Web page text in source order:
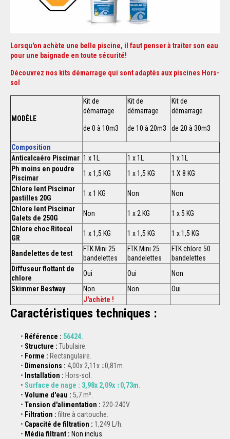
Lorsqu'on achète une belle piscine, il faut penser à traiter son eau
pour une baignade en toute sécurité!
Découvrez nos kits démarrage qui sont adaptés aux piscines Hors-
sol
MODÈLE
Kit de
démarrage
de 0 à 10m3
Kit de
démarrage
de 10 à 20m3
Kit de
démarrage
de 20 à 30m3
Composition
Anticalcaéro Piscimar 1 x 1L 1 x 1L
1 x 1L
Ph moins en poudre
Piscimar
1 x 1,5 KG 1 x 1,5 KG
1 X 8 KG
Chlore lent Piscimar
pastilles 20G
1 x 1 KG Non
Non
Chlore lent Piscimar
Galets de 250G
Non 1 x 2 KG
1 x 5 KG
Chlore choc Ritocal
GR
1 x 1,5 KG 1 x 1,5 KG 1 x 1,5 KG
Bandelettes de test
FTK Mini 25
bandelettes
FTK Mini 25
bandelettes
FTK chlore 50
bandelettes
Diffuseur flottant de
chlore
Oui Oui
Non
Skimmer Bestway
Non Non
Oui
J'achète !
Caractéristiques techniques :
Référence : 56424.
Structure : Tubulaire.
Forme : Rectangulaire.
Dimensions : 4,00x 2,11x ↕0,81m.
Installation : Hors-sol.
Surface de nage : 3,98x 2,09x ↕0,73m.
Volume d'eau : 5,7 m³.
Tension d'alimentation : 220-240V.
Filtration :filtre à cartouche.
Capacité de filtration : 1,249 L/h.
Média filtrant : Non inclus.